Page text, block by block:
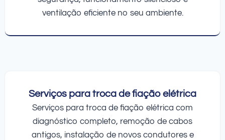
ventilação eficiente no seu ambiente.
Serviços para troca de fiação elétrica
Serviços para troca de fiação elétrica com
diagnóstico completo, remoção de cabos
antigos, instalação de novos condutores e